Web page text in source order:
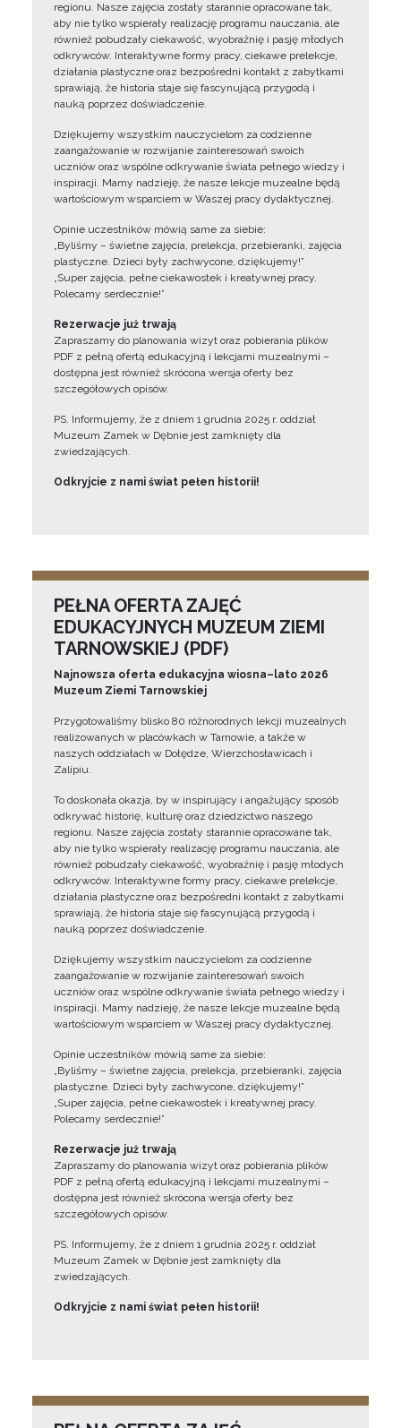
regionu. Nasze zajęcia zostały starannie opracowane tak,
aby nie tylko wspierały realizację programu nauczania, ale
również pobudzały ciekawość, wyobraźnię i pasję młodych
odkrywców. Interaktywne formy pracy, ciekawe prelekcje,
działania plastyczne oraz bezpośredni kontakt z zabytkami
sprawiają, że historia staje się fascynującą przygodą i
nauką poprzez doświadczenie.
Dziękujemy wszystkim nauczycielom za codzienne
zaangażowanie w rozwijanie zainteresowań swoich
uczniów oraz wspólne odkrywanie świata pełnego wiedzy i
inspiracji. Mamy nadzieję, że nasze lekcje muzealne będą
wartościowym wsparciem w Waszej pracy dydaktycznej.
Opinie uczestników mówią same za siebie:
„Byliśmy – świetne zajęcia, prelekcja, przebieranki, zajęcia
plastyczne. Dzieci były zachwycone, dziękujemy!”
„Super zajęcia, pełne ciekawostek i kreatywnej pracy.
Polecamy serdecznie!”
Rezerwacje już trwają
Zapraszamy do planowania wizyt oraz pobierania plików
PDF z pełną ofertą edukacyjną i lekcjami muzealnymi –
dostępna jest również skrócona wersja oferty bez
szczegółowych opisów.
PS. Informujemy, że z dniem 1 grudnia 2025 r. oddział
Muzeum Zamek w Dębnie jest zamknięty dla
zwiedzających.
Odkryjcie z nami świat pełen historii!
PEŁNA OFERTA ZAJĘĆ
EDUKACYJNYCH MUZEUM ZIEMI
TARNOWSKIEJ (PDF)
Najnowsza oferta edukacyjna wiosna–lato 2026
Muzeum Ziemi Tarnowskiej
Przygotowaliśmy blisko 80 różnorodnych lekcji muzealnych
realizowanych w placówkach w Tarnowie, a także w
naszych oddziałach w Dołędze, Wierzchosławicach i
Zalipiu.
To doskonała okazja, by w inspirujący i angażujący sposób
odkrywać historię, kulturę oraz dziedzictwo naszego
regionu. Nasze zajęcia zostały starannie opracowane tak,
aby nie tylko wspierały realizację programu nauczania, ale
również pobudzały ciekawość, wyobraźnię i pasję młodych
odkrywców. Interaktywne formy pracy, ciekawe prelekcje,
działania plastyczne oraz bezpośredni kontakt z zabytkami
sprawiają, że historia staje się fascynującą przygodą i
nauką poprzez doświadczenie.
Dziękujemy wszystkim nauczycielom za codzienne
zaangażowanie w rozwijanie zainteresowań swoich
uczniów oraz wspólne odkrywanie świata pełnego wiedzy i
inspiracji. Mamy nadzieję, że nasze lekcje muzealne będą
wartościowym wsparciem w Waszej pracy dydaktycznej.
Opinie uczestników mówią same za siebie:
„Byliśmy – świetne zajęcia, prelekcja, przebieranki, zajęcia
plastyczne. Dzieci były zachwycone, dziękujemy!”
„Super zajęcia, pełne ciekawostek i kreatywnej pracy.
Polecamy serdecznie!”
Rezerwacje już trwają
Zapraszamy do planowania wizyt oraz pobierania plików
PDF z pełną ofertą edukacyjną i lekcjami muzealnymi –
dostępna jest również skrócona wersja oferty bez
szczegółowych opisów.
PS. Informujemy, że z dniem 1 grudnia 2025 r. oddział
Muzeum Zamek w Dębnie jest zamknięty dla
zwiedzających.
Odkryjcie z nami świat pełen historii!